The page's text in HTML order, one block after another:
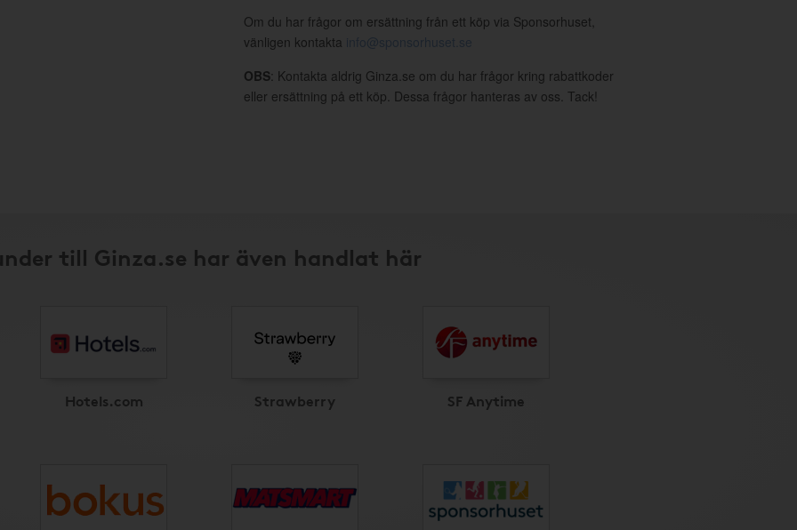
Om du har frågor om ersättning från ett köp via Sponsorhuset,
vänligen kontakta info@sponsorhuset.se
OBS: Kontakta aldrig Ginza.se om du har frågor kring rabattkoder
eller ersättning på ett köp. Dessa frågor hanteras av oss. Tack!
till Ginza.se har även handlat här
Hotels.com Strawberry SF Anytime